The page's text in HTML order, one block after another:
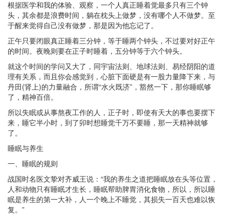
根据医学和我的体验、观察，一个人真正睡着觉最多只有三个钟
头，其余都是浪费时间，躺在枕头上做梦，没有哪个人不做梦。至
于醒来觉得自己没有做梦，那是因为他忘记了。
正午只要闭眼真正睡着三分钟，等于睡两个钟头，不过要对好正午
的时间。夜晚则要在正子时睡着，五分钟等于六个钟头。
就这个时间的学问又大了，同宇宙法则、地球法则、易经阴阳的道
理有关系，而且你会感觉到，心脏下面硬是有一股力量降下来，与
丹田(肾上)的力量融合，所谓“水火既济”，豁然一下，那你睡眠够
了，精神百倍。
所以失眠或从事熬夜工作的人，正子时，即使有天大的事也要摆下
来，睡它半小时，到了卯时想睡觉千万不要睡，那一天精神就够
了。
睡眠与养生
一、睡眠的规则
战国时名医文挚对齐威王说：“我的养生之道把睡眠放在头等位置，
人和动物只有睡眠才生长，睡眠帮助脾胃消化食物，所以，所以睡
眠是养生的第一大补，人一个晚上不睡觉，其损失一百天也难以恢
复。”